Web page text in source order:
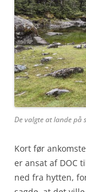
De valgte at lande på
Kort før
er ansat af DOC
ned fra hytten,